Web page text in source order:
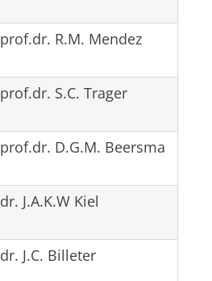
prof.dr. R.M. Mendez
prof.dr. S.C. Trager
prof.dr. D.G.M. Beersma
dr. J.A.K.W Kiel
dr. J.C. Billeter